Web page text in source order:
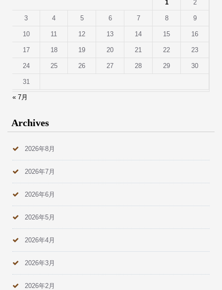
1 2
3 4 5 6 7 8 9
10 11 12 13 14 15 16
17 18 19 20 21 22 23
24 25 26 27 28 29 30
31
« 7月
Archives
2026年8月
2026年7月
2026年6月
2026年5月
2026年4月
2026年3月
2026年2月